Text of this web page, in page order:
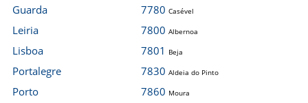
Guarda
Leiria
Lisboa
Portalegre
Porto
7780 Casével
7800 Albernoa
7801 Beja
7830 Aldeia do Pinto
7860 Moura